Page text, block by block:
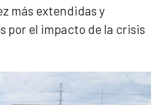
más extendidas y
por el impacto de la crisis